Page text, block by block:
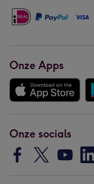
Onze Apps
Onze socials